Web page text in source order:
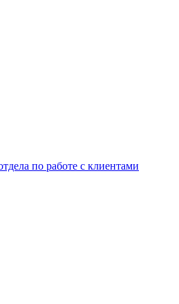
по работе с клиентами